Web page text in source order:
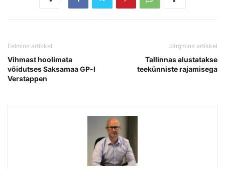
Eelmine artikkel
Vihmast hoolimata
võidutses Saksamaa GP-l
Verstappen
Järgmine artikkel
Tallinnas alustatakse
teekünniste rajamisega